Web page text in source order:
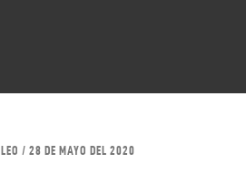
/ 28 DE MAYO DEL 2020